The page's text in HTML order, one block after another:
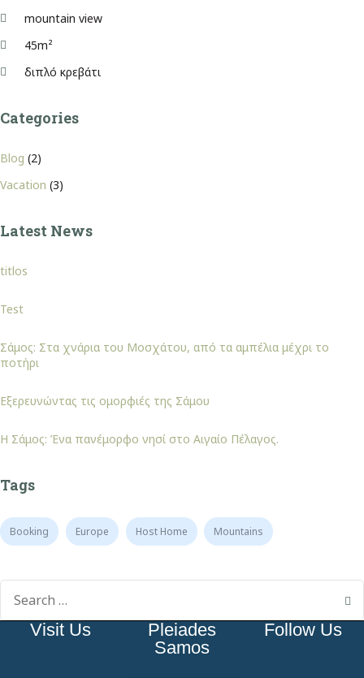
mountain view
45m²
διπλό κρεβάτι
Categories
Blog (2)
Vacation (3)
Latest News
titlos
Test
Σάμος: Στα χνάρια του Μοσχάτου, από τα αμπέλια μέχρι το
ποτήρι
Εξερευνώντας τις ομορφιές της Σάμου
Η Σάμος: Ένα πανέμορφο νησί στο Αιγαίο Πέλαγος.
Tags
Booking Europe Host Home Mountains
Visit Us
Pleiades
Samos
Follow Us